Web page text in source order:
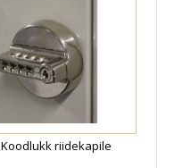
Koodlukk riidekapile